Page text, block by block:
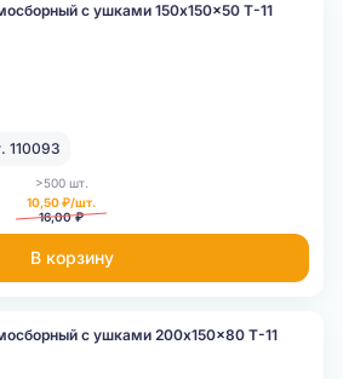
с ушками 150x150x50 Т-11
110093
>500 шт.
10,50 ₽/шт.
16,00 ₽
В корзину
с ушками 200x150x80 Т-11